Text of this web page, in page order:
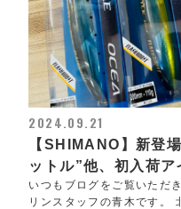
2024.09.21
【SHIMANO】新登
ットル”他、初入荷ア
いつもブログをご覧いただ
リンスタッフの青木です。